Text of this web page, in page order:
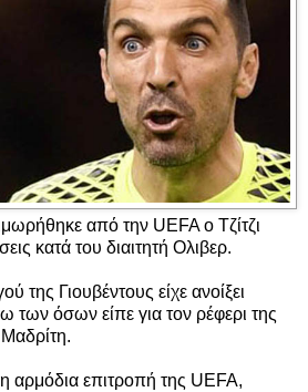
από την UEFA ο Τζίτζι
κατά του διαιτητή Ολιβερ.
της Γιουβέντους είχε ανοίξει
των όσων είπε για τον ρέφερι της
επιτροπή της UEFA,